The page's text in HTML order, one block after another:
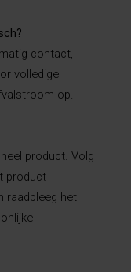
contact,
volledige
op.
product. Volg
product
raadpleeg het